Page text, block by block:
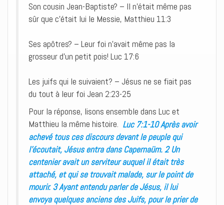
Son cousin Jean-Baptiste? – Il n’était même pas
sûr que c’était lui le Messie, Matthieu 11:3
Ses apôtres? – Leur foi n’avait même pas la
grosseur d’un petit pois! Luc 17:6
Les juifs qui le suivaient? – Jésus ne se fiait pas
du tout à leur foi Jean 2:23-25
Pour la réponse, lisons ensemble dans Luc et
Matthieu la même histoire. Luc 7:1-10 Après avoir
achevé tous ces discours devant le peuple qui
l’écoutait, Jésus entra dans Capernaüm. 2 Un
centenier avait un serviteur auquel il était très
attaché, et qui se trouvait malade, sur le point de
mourir. 3 Ayant entendu parler de Jésus, il lui
envoya quelques anciens des Juifs, pour le prier de